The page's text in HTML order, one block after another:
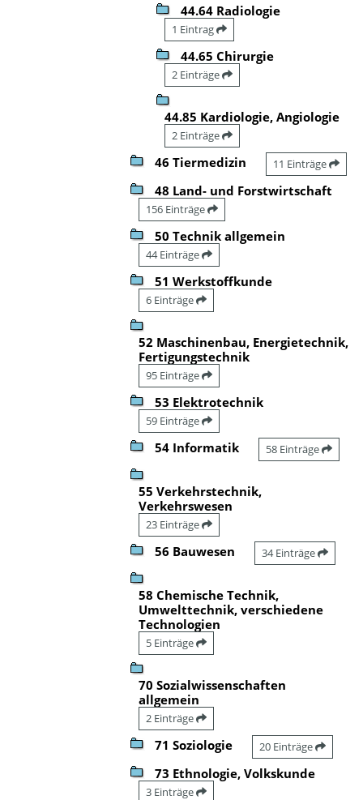
44.64 Radiologie
1 Eintrag
44.65 Chirurgie
2 Einträge
44.85 Kardiologie, Angiologie
2 Einträge
46 Tiermedizin 11 Einträge
48 Land- und Forstwirtschaft
156 Einträge
50 Technik allgemein
44 Einträge
51 Werkstoffkunde
6 Einträge
52 Maschinenbau, Energietechnik,
Fertigungstechnik
95 Einträge
53 Elektrotechnik
59 Einträge
54 Informatik 58 Einträge
55 Verkehrstechnik,
Verkehrswesen
23 Einträge
56 Bauwesen 34 Einträge
58 Chemische Technik,
Umwelttechnik, verschiedene
Technologien
5 Einträge
70 Sozialwissenschaften
allgemein
2 Einträge
71 Soziologie 20 Einträge
73 Ethnologie, Volkskunde
3 Einträge